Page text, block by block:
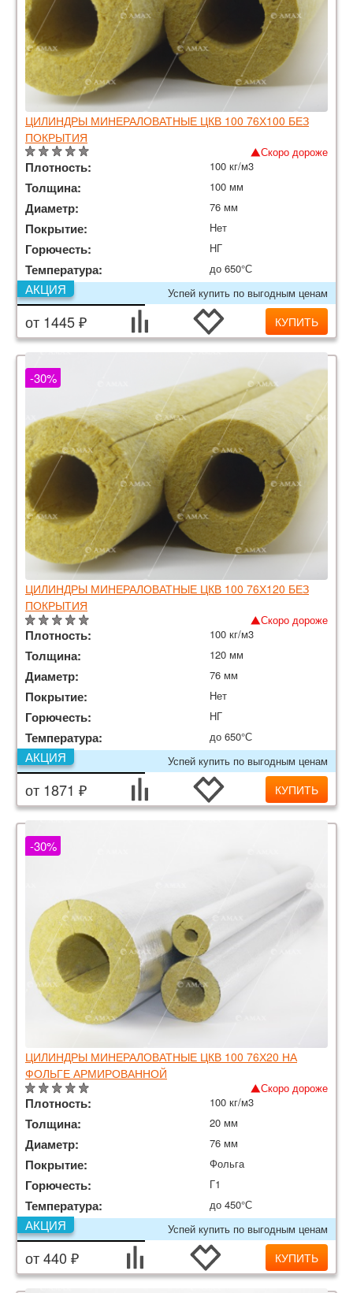
ЦИЛИНДРЫ МИНЕРАЛОВАТНЫЕ ЦКВ 100 76Х100 БЕЗ
ПОКРЫТИЯ
Скоро дороже
Плотность: 100 кг/м3
Толщина: 100 мм
Диаметр: 76 мм
Покрытие: Нет
Горючесть: НГ
Температура:
до 650°С
Успей купить по выгодным ценам
АКЦИЯ
от 1445 ₽ КУПИТЬ
ЦИЛИНДРЫ МИНЕРАЛОВАТНЫЕ ЦКВ 100 76Х120 БЕЗ
ПОКРЫТИЯ
-30%
Скоро дороже
Плотность: 100 кг/м3
Толщина: 120 мм
Диаметр: 76 мм
Покрытие: Нет
Горючесть: НГ
Температура:
до 650°С
Успей купить по выгодным ценам
АКЦИЯ
от 1871 ₽ КУПИТЬ
ЦИЛИНДРЫ МИНЕРАЛОВАТНЫЕ ЦКВ 100 76Х20 НА
ФОЛЬГЕ АРМИРОВАННОЙ
-30%
Скоро дороже
Плотность: 100 кг/м3
Толщина: 20 мм
Диаметр: 76 мм
Покрытие: Фольга
Горючесть: Г1
Температура:
до 450°С
Успей купить по выгодным ценам
АКЦИЯ
от 440 ₽ КУПИТЬ